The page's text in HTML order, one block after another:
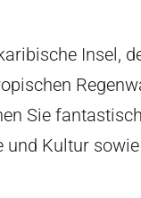
Insel,
Sie
und Kultur